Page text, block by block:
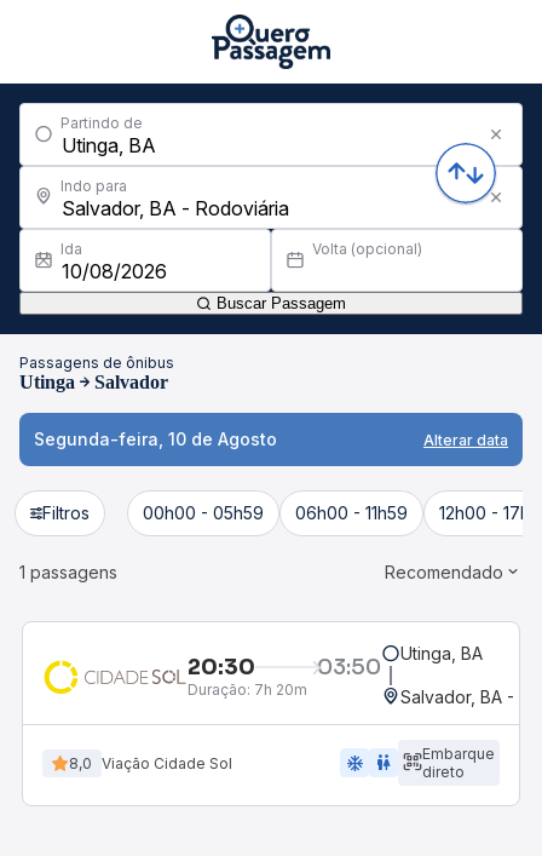
Partindo de
Indo para
Ida Volta (opcional)
Buscar Passagem
Passagens de ônibus
Utinga Salvador
Segunda-feira, 10 de Agosto Alterar data
Filtros 00h00 - 05h59 06h00 - 11h59 12h00 -
1 passagens Recomendado
20:30 03:50
Duração: 7h 20m
Utinga, BA
Salvador, BA -
8,0 Viação Cidade Sol ac_unit wc
Embarque
direto